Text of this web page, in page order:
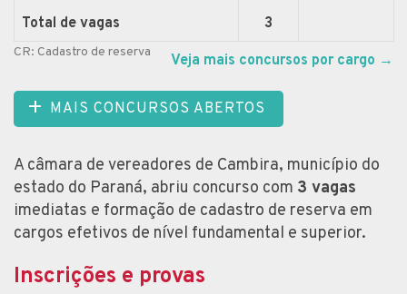
Total de vagas
3
CR: Cadastro de reserva Veja mais concursos por cargo →
MAIS CONCURSOS ABERTOS
A câmara de vereadores de Cambira, município do
estado do Paraná, abriu concurso com 3 vagas
imediatas e formação de cadastro de reserva em
cargos efetivos de nível fundamental e superior.
Inscrições e provas